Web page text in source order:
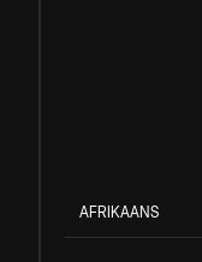
AFRIKAANS